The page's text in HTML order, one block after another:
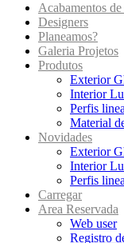
Acabamentos de
Designers
Planeamos?
Galeria Projetos
Produtos
Exterior
Interior
Perfis
Material
Novidades
Exterior
Interior
Perfis
Carregar
Area Reservada
Web user
Registro